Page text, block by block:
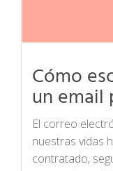
Cómo
un email
El correo
nuestras vidas
contratado,